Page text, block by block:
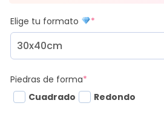
Elige tu formato *
Piedras de forma*
Cuadrado
Redondo